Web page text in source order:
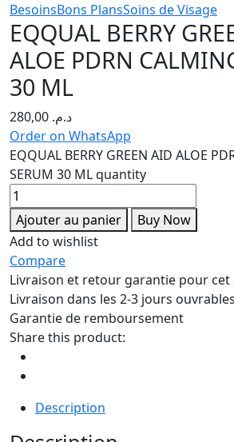
BesoinsBons PlansSoins de Visage
EQQUAL BERRY
ALOE PDRN
30 ML
د.م.
Order on WhatsApp
EQQUAL BERRY GREEN AID ALOE
SERUM 30 ML quantity
Ajouter au panier
Buy Now
Add to wishlist
Compare
Livraison et retour garantie pour cet
Livraison dans les 2-3 jours ouvrables
Garantie de remboursement
Share this product:
Description